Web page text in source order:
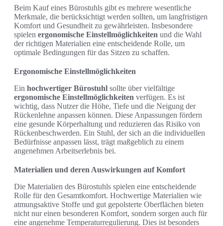
Beim Kauf eines Bürostuhls gibt es mehrere wesentliche
Merkmale, die berücksichtigt werden sollten, um langfristigen
Komfort und Gesundheit zu gewährleisten. Insbesondere
spielen ergonomische Einstellmöglichkeiten und die Wahl
der richtigen Materialien eine entscheidende Rolle, um
optimale Bedingungen für das Sitzen zu schaffen.
Ergonomische Einstellmöglichkeiten
Ein hochwertiger Bürostuhl sollte über vielfältige
ergonomische Einstellmöglichkeiten verfügen. Es ist
wichtig, dass Nutzer die Höhe, Tiefe und die Neigung der
Rückenlehne anpassen können. Diese Anpassungen fördern
eine gesunde Körperhaltung und reduzieren das Risiko von
Rückenbeschwerden. Ein Stuhl, der sich an die individuellen
Bedürfnisse anpassen lässt, trägt maßgeblich zu einem
angenehmen Arbeitserlebnis bei.
Materialien und deren Auswirkungen auf Komfort
Die Materialien des Bürostuhls spielen eine entscheidende
Rolle für den Gesamtkomfort. Hochwertige Materialien wie
atmungsaktive Stoffe und gut gepolsterte Oberflächen bieten
nicht nur einen besonderen Komfort, sondern sorgen auch für
eine angenehme Temperaturregulierung. Dies ist besonders